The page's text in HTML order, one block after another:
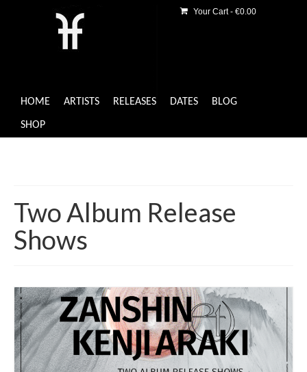
HOME ARTISTS RELEASES DATES BLOG
SHOP
Your Cart- €0.00
Two Album Release
Shows